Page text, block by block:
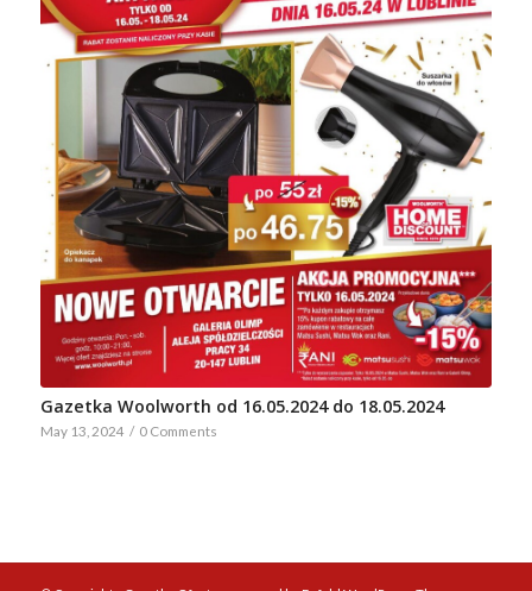
Gazetka Woolworth od 16.05.2024 do 18.05.2024
May 13, 2024 / 0 Comments